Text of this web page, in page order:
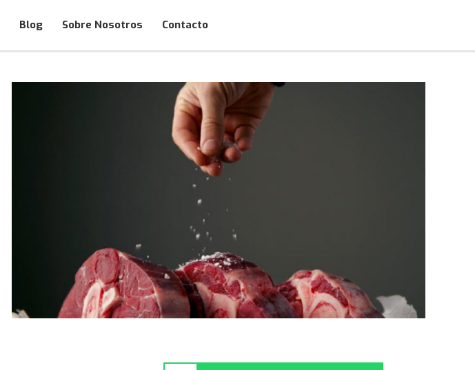
Blog Sobre Nosotros Contacto